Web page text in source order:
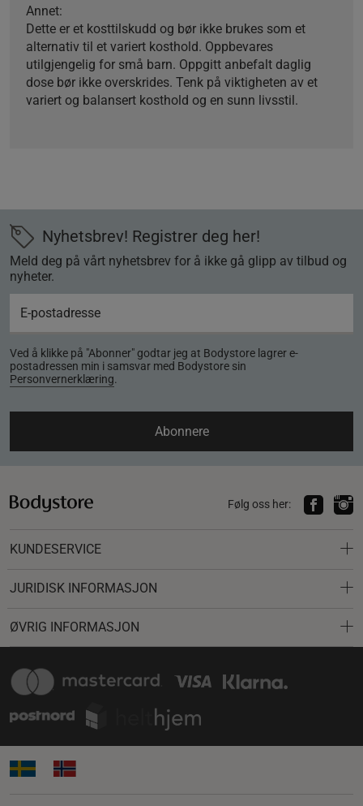
Annet:
Dette er et kosttilskudd og bør ikke brukes som et
alternativ til et variert kosthold. Oppbevares
utilgjengelig for små barn. Oppgitt anbefalt daglig
dose bør ikke overskrides. Tenk på viktigheten av et
variert og balansert kosthold og en sunn livsstil.
Nyhetsbrev! Registrer deg her!
Meld deg på vårt nyhetsbrev for å ikke gå glipp av tilbud og
nyheter.
Ved å klikke på "Abonner" godtar jeg at Bodystore lagrer e-
postadressen min i samsvar med Bodystore sin
Personvernerklæring.
Abonnere
Følg oss her:
KUNDESERVICE
JURIDISK INFORMASJON
ØVRIG INFORMASJON